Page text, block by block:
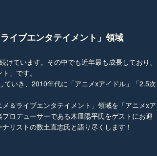
イブエンタテイメント」領域
ています。その中でも近年最も成長しており、
」です。
いき、2010年代に「アニメxアイドル」「2.5次
＆ライブエンタテイメント」領域を「アニメxア
ロデューサーである木皿陽平氏をゲストにお迎
リストの数土直志氏と語り尽くします！